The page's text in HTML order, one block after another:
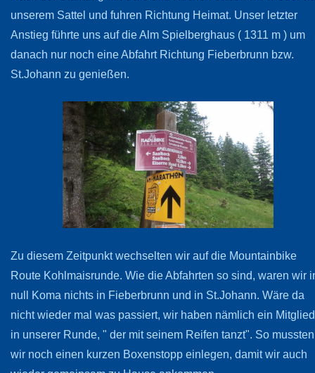
unserem Sattel und fuhren Richtung Heimat. Unser letzter
Anstieg führte uns auf die Alm Spielberghaus ( 1311 m ) um
danach nur noch eine Abfahrt Richtung Fieberbrunn bzw.
St.Johann zu genießen.
Zu diesem Zeitpunkt wechselten wir auf die Mountainbike
Route Kohlmaisrunde. Wie die Abfahrten so sind, waren wir
null Koma nichts in Fieberbrunn und in St.Johann. Wäre da
nicht wieder mal was passiert, wir haben nämlich ein Mitglied
in unserer Runde, " der mit seinem Reifen tanzt". So mussten
wir noch einen kurzen Boxenstopp einlegen, damit wir auch